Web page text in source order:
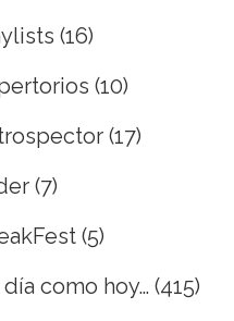
(16)
(10)
(17)
(7)
(5)
día como hoy… (415)